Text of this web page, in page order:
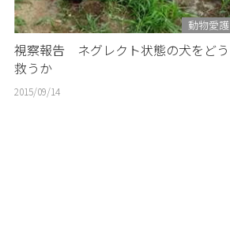
動物愛護
視察報告 ネグレクト状態の犬をどう
救うか
2015/09/14